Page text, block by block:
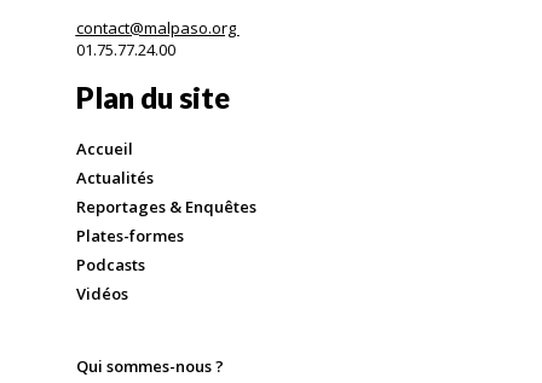
contact@malpaso.org
01.75.77.24.00
Plan du site
Accueil
Actualités
Reportages & Enquêtes
Plates-formes
Podcasts
Vidéos
Qui sommes-nous ?